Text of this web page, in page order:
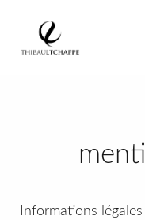
Informations légales